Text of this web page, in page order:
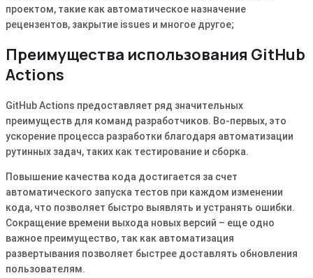
проектом, такие как автоматическое назначение
рецензентов, закрытие issues и многое другое;
Преимущества использования GitHub
Actions
GitHub Actions предоставляет ряд значительных
преимуществ для команд разработчиков. Во-первых, это
ускорение процесса разработки благодаря автоматизации
рутинных задач, таких как тестирование и сборка.
Повышение качества кода достигается за счет
автоматического запуска тестов при каждом изменении
кода, что позволяет быстро выявлять и устранять ошибки.
Сокращение времени выхода новых версий – еще одно
важное преимущество, так как автоматизация
развертывания позволяет быстрее доставлять обновления
пользователям.